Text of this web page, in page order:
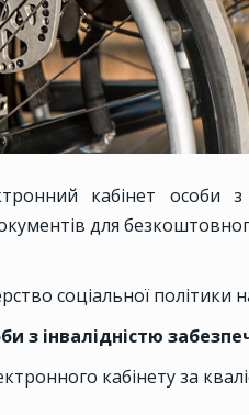
кабінет особи
для
соціальної політики
з інвалідністю
кабінету за